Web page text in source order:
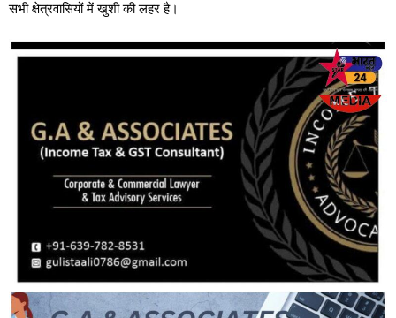
सभी क्षेत्रवासियों में खुशी की लहर है।